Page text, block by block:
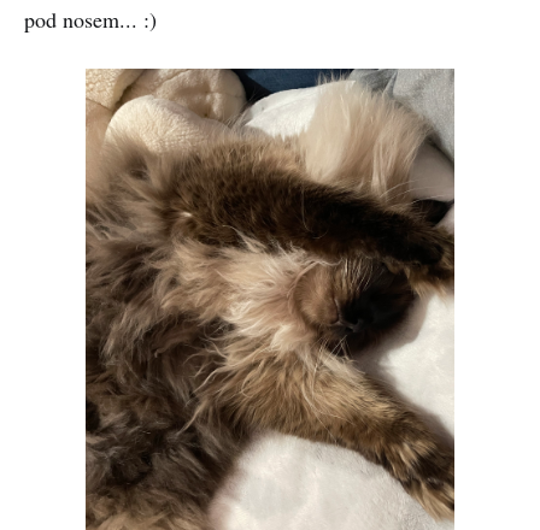
pod nosem... :)